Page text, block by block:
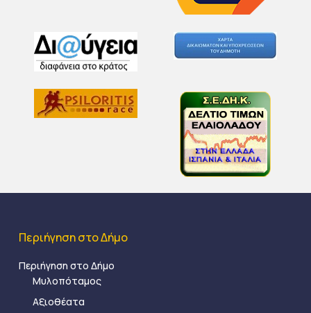
Περιήγηση στο Δήμο
Περιήγηση στο Δήμο
Μυλοπόταμος
Αξιοθέατα